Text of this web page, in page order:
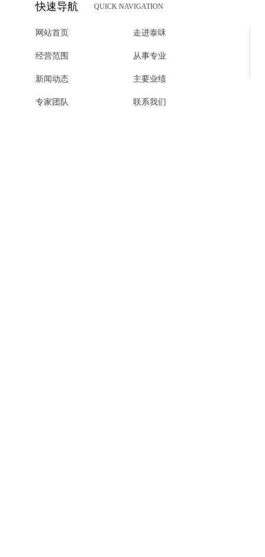
快速导航 QUICK NAVIGATION
网站首页 走进泰咊
经营范围 从事专业
新闻动态 主要业绩
专家团队 联系我们